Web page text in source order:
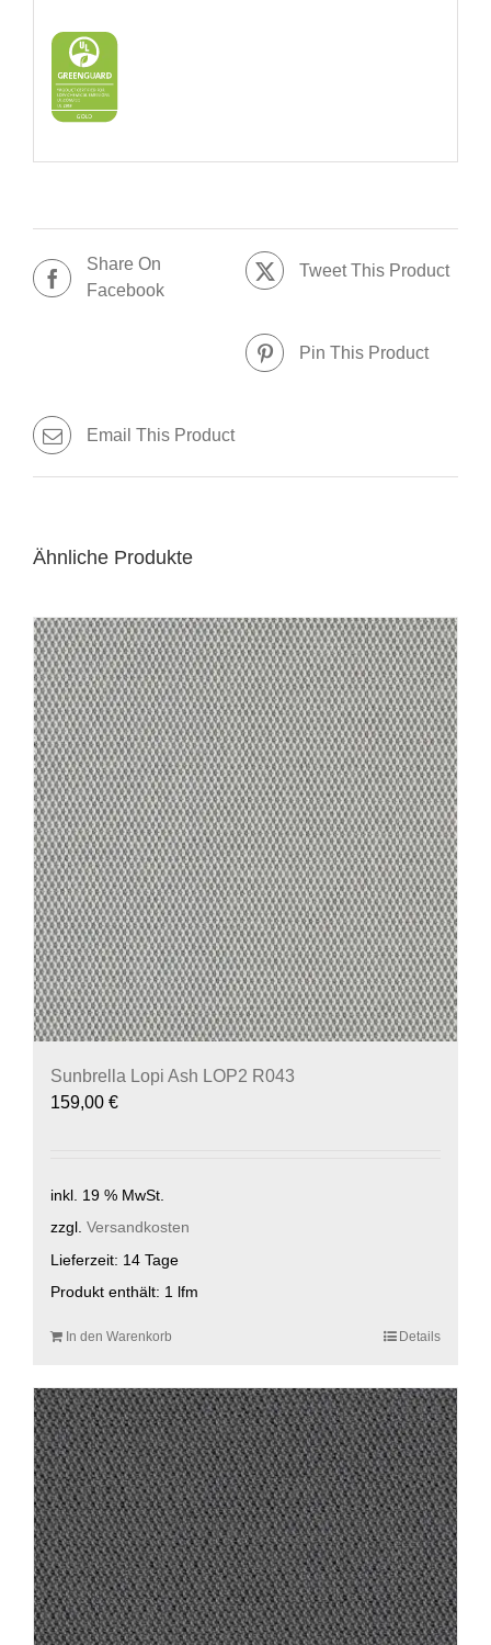
Share On
Facebook
Tweet This Product
Pin This Product
Email This Product
Ähnliche Produkte
Sunbrella Lopi Ash LOP2 R043
159,00 €
inkl. 19 % MwSt.
zzgl. Versandkosten
Lieferzeit: 14 Tage
Produkt enthält: 1 lfm
In den Warenkorb Details